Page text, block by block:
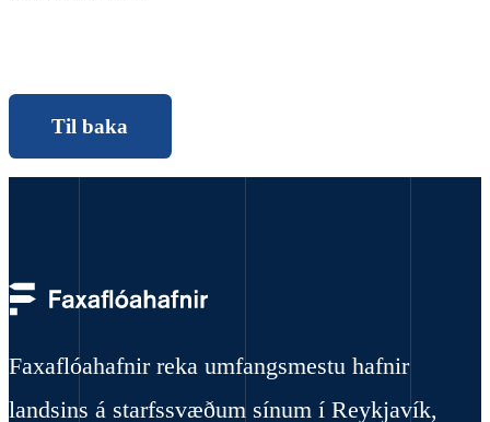
Til baka
Faxaflóahafnir reka umfangsmestu hafnir
landsins á starfssvæðum sínum í Reykjavík,